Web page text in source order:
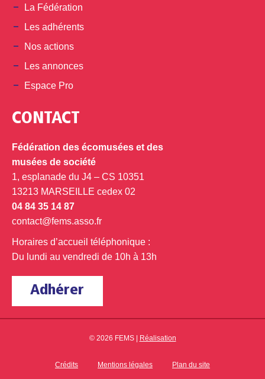
La Fédération
Les adhérents
Nos actions
Les annonces
Espace Pro
CONTACT
Fédération des écomusées et des
musées de société
1, esplanade du J4 – CS 10351
13213 MARSEILLE cedex 02
04 84 35 14 87
contact@fems.asso.fr
Horaires d’accueil téléphonique :
Du lundi au vendredi de 10h à 13h
Adhérer
© 2026 FEMS | Réalisation
Crédits Mentions légales Plan du site